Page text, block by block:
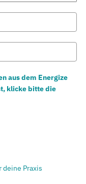
aus dem Energize
klicke bitte die
deine Praxis